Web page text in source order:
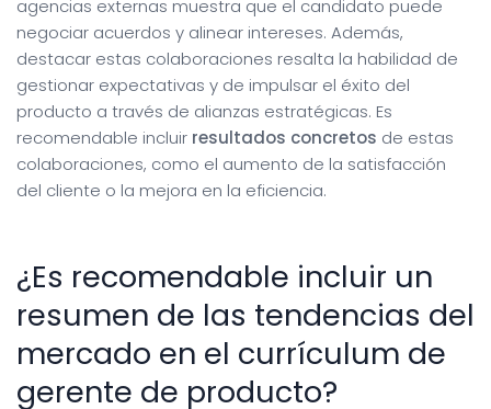
agencias externas muestra que el candidato puede
negociar acuerdos y alinear intereses. Además,
destacar estas colaboraciones resalta la habilidad de
gestionar expectativas y de impulsar el éxito del
producto a través de alianzas estratégicas. Es
recomendable incluir resultados concretos de estas
colaboraciones, como el aumento de la satisfacción
del cliente o la mejora en la eficiencia.
¿Es recomendable incluir un
resumen de las tendencias del
mercado en el currículum de
gerente de producto?